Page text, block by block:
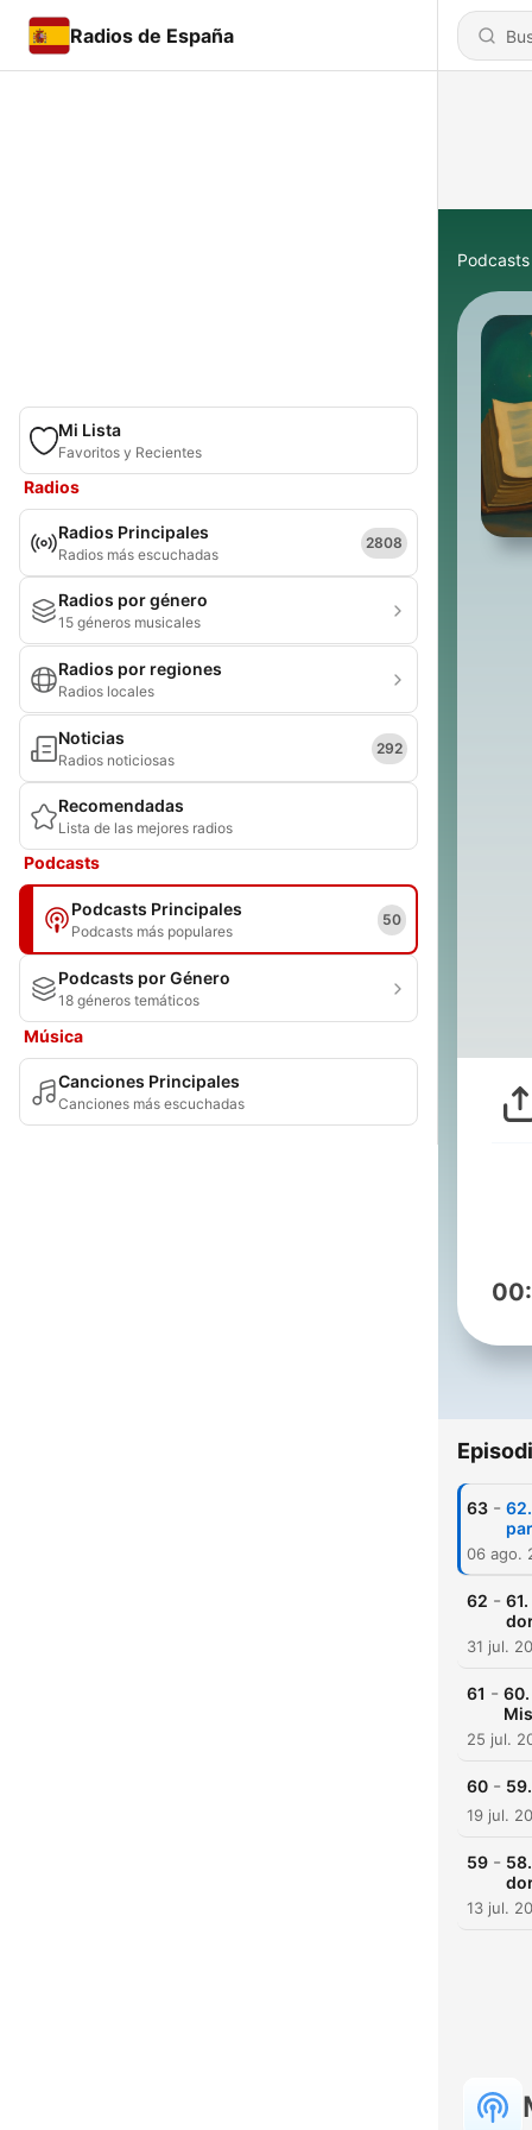
Radios de España
Mi Lista
Favoritos y Recientes
Radios
Radios Principales
Radios más escuchadas
2808
Radios por género
15 géneros musicales
Radios por regiones
Radios locales
Noticias
Radios noticiosas
292
Recomendadas
Lista de las mejores radios
Podcasts
Podcasts Principales
Podcasts más populares
50
Podcasts por Género
18 géneros temáticos
Música
Canciones Principales
Canciones más escuchadas
Podcasts
63 -
06 ago.
62 -
31 jul.
61 -
25 jul.
60 -
19 jul.
59 -
13 jul.